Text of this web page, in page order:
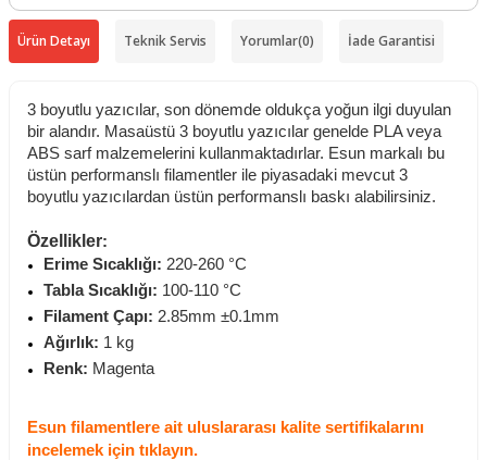
Tabla Sıcaklığı
:80-100C
Ağırlık
:1Kg
Ürün Detayı Teknik Servis Yorumlar(0) İade Garantisi
3 boyutlu yazıcılar, son dönemde oldukça yoğun ilgi duyulan
bir alandır. Masaüstü 3 boyutlu yazıcılar genelde PLA veya
ABS sarf malzemelerini kullanmaktadırlar. Esun markalı bu
üstün performanslı filamentler ile piyasadaki mevcut 3
boyutlu yazıcılardan üstün performanslı baskı alabilirsiniz.
Özellikler:
Erime Sıcaklığı: 220-260 °C
Tabla Sıcaklığı: 100-110 °C
Filament Çapı: 2.85mm ±0.1mm
Ağırlık: 1 kg
Renk: Magenta
Esun filamentlere ait uluslararası kalite sertifikalarını
incelemek için tıklayın.